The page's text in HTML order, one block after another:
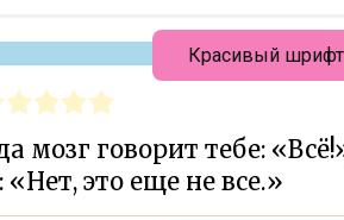
мозг говорит тебе:
это еще не все.»
Красивый шрифт